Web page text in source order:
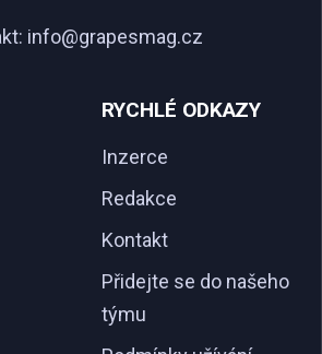
info@grapesmag.cz
RYCHLÉ ODKAZY
Inzerce
Redakce
Kontakt
Přidejte se do našeho
týmu